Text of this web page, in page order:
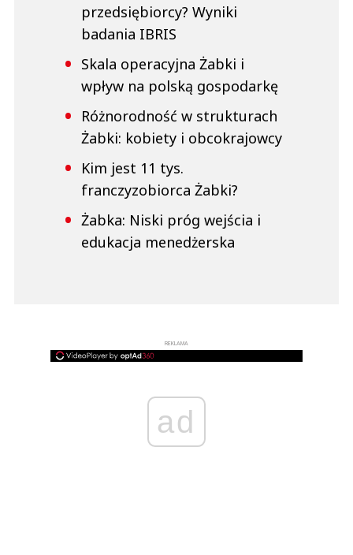
przedsiębiorcy? Wyniki
badania IBRIS
Skala operacyjna Żabki i
wpływ na polską gospodarkę
Różnorodność w strukturach
Żabki: kobiety i obcokrajowcy
Kim jest 11 tys.
franczyzobiorca Żabki?
Żabka: Niski próg wejścia i
edukacja menedżerska
REKLAMA
ad